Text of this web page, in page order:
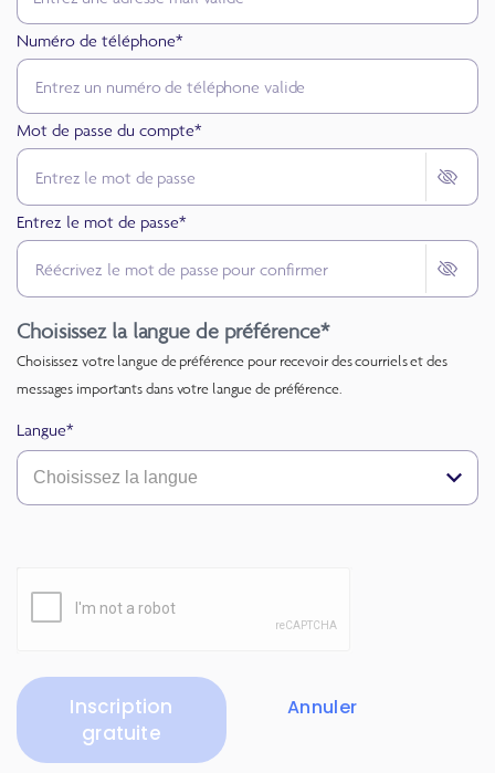
Numéro de téléphone*
Mot de passe du compte*
Entrez le mot de passe*
Choisissez la langue de préférence*
Choisissez votre langue de préférence pour recevoir des courriels et des
messages importants dans votre langue de préférence.
Langue*
Choisissez la langue
Inscription
gratuite
Annuler